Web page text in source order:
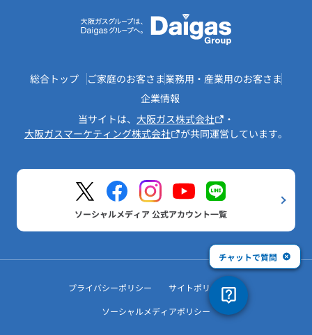
総合トップ ご家庭のお客さま業務用・産業用のお客さま
企業情報
当サイトは、 大阪ガス株式会社
・
大阪ガスマーケティング株式会社
が共同運営しています。
ソーシャルメディア 公式アカウント一覧
プライバシーポリシー
サイトポリシー
ソーシャルメディアポリシー
チャットで質問